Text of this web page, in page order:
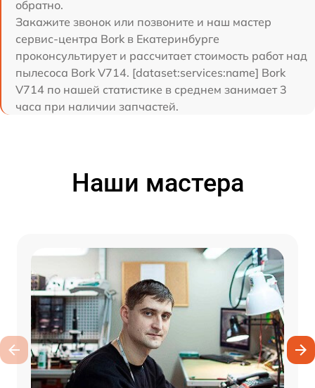
обратно.
Закажите звонок или позвоните и наш мастер
сервис-центра Bork в Екатеринбурге
проконсультирует и рассчитает стоимость работ над
пылесоса Bork V714. [dataset:services:name] Bork
V714 по нашей статистике в среднем занимает 3
часа при наличии запчастей.
Наши мастера